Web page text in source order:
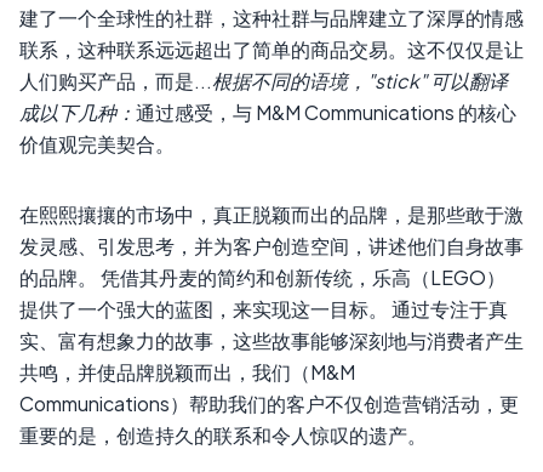
建了一个全球性的社群，这种社群与品牌建立了深厚的情感
联系，这种联系远远超出了简单的商品交易。这不仅仅是让
人们购买产品，而是...根据不同的语境，"stick" 可以翻译
成以下几种： 通过感受，与 M&M Communications 的核心
价值观完美契合。
在熙熙攘攘的市场中，真正脱颖而出的品牌，是那些敢于激
发灵感、引发思考，并为客户创造空间，讲述他们自身故事
的品牌。 凭借其丹麦的简约和创新传统，乐高（LEGO）
提供了一个强大的蓝图，来实现这一目标。 通过专注于真
实、富有想象力的故事，这些故事能够深刻地与消费者产生
共鸣，并使品牌脱颖而出，我们（M&M
Communications）帮助我们的客户不仅创造营销活动，更
重要的是，创造持久的联系和令人惊叹的遗产。